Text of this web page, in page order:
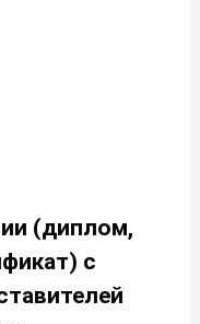
(диплом,
с